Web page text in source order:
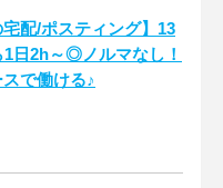
宅配/ポスティング】13
1日2h～◎ノルマなし！
で働ける♪